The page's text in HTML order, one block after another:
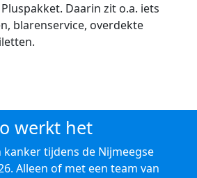
Daarin zit o.a. iets
blarenservice, overdekte
werkt het
kanker tijdens de Nijmeegse
Alleen of met een team van